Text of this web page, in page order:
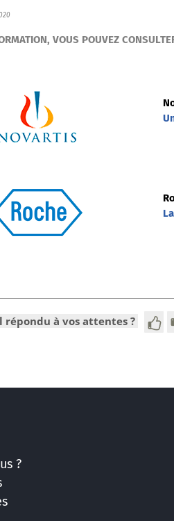
VOUS POUVEZ
à vos attentes ?
?